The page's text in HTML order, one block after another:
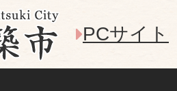
PCサイト